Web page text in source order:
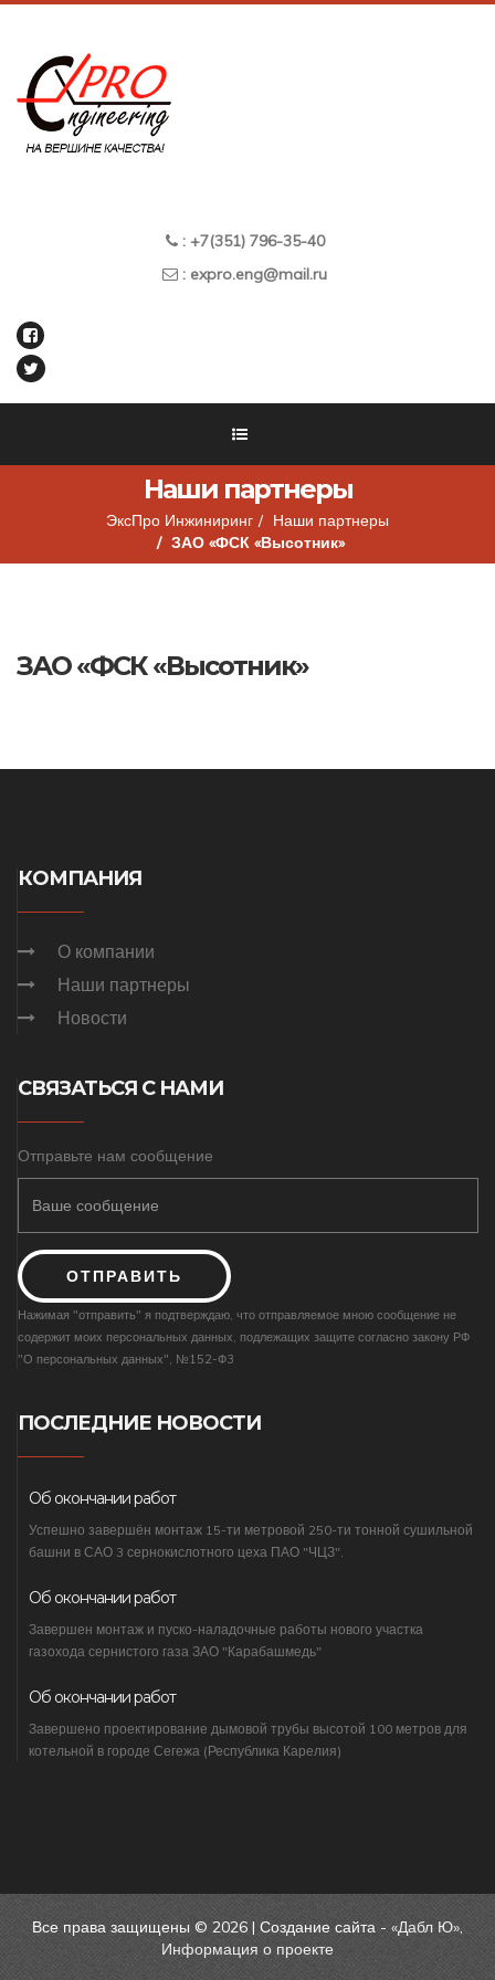
: +7(351) 796-35-40
: expro.eng@mail.ru
Наши партнеры
ЭксПро Инжиниринг
Наши партнеры
ЗАО «ФСК «Высотник»
ЗАО «ФСК «Высотник»
КОМПАНИЯ
О компании
Наши партнеры
Новости
СВЯЗАТЬСЯ С НАМИ
Отправьте нам сообщение
ОТПРАВИТЬ
Нажимая "отправить" я подтверждаю, что отправляемое мною сообщение не
содержит моих персональных данных, подлежащих защите согласно закону РФ
"О персональных данных", №152-Ф3
ПОСЛЕДНИЕ НОВОСТИ
Об окончании работ
Успешно завершён монтаж 15-ти метровой 250-ти тонной сушильной
башни в САО 3 сернокислотного цеха ПАО "ЧЦЗ".
Об окончании работ
Завершен монтаж и пуско-наладочные работы нового участка
газохода сернистого газа ЗАО "Карабашмедь"
Об окончании работ
Завершено проектирование дымовой трубы высотой 100 метров для
котельной в городе Сегежа (Республика Карелия)
Все права защищены © 2026 | Создание сайта - «Дабл Ю»,
Информация о проекте